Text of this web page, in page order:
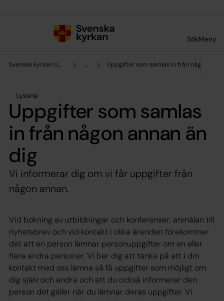
SökMeny
Svenska kyrkan Uppsala stift ... Uppgifter som samlas in från någon
Lyssna
Uppgifter som samlas
in från någon annan än
dig
Vi informerar dig om vi får uppgifter från
någon annan.
Vid bokning av utbildningar och konferenser, anmälan till
nyhetsbrev och vid kontakt i olika ärenden förekommer
det att en person lämnar personuppgifter om en eller
flera andra personer. Vi ber dig att tänka på att i din
kontakt med oss lämna så få uppgifter som möjligt om
dig själv och andra och att du också informerar den
person det gäller när du lämnar deras uppgifter. Vi